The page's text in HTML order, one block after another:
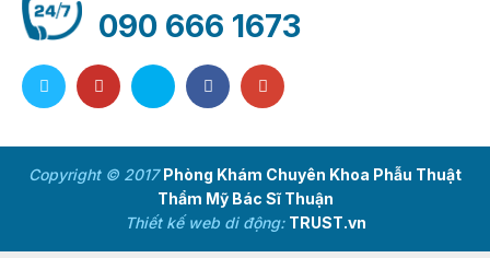
090 666 1673
Copyright © 2017Phòng Khám Chuyên Khoa Phẫu Thuật
Thẩm Mỹ Bác Sĩ Thuận
Thiết kế web di động: TRUST.vn